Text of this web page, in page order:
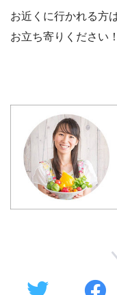
お近くに行かれる方
お立ち寄りください！